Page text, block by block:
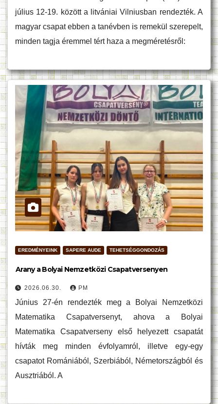
július 12-19. között a litvániai Vilniusban rendezték. A
magyar csapat ebben a tanévben is remekül szerepelt,
minden tagja éremmel tért haza a megméretésről:
EREDMÉNYEINK SAPERE AUDE TEHETSÉGGONDOZÁS
Arany a Bolyai Nemzetközi Csapatversenyen
2026.06.30. PM
Június 27-én rendezték meg a Bolyai Nemzetközi
Matematika Csapatversenyt, ahova a Bolyai
Matematika Csapatverseny első helyezett csapatát
hívták meg minden évfolyamról, illetve egy-egy
csapatot Romániából, Szerbiából, Németországból és
Ausztriából. A